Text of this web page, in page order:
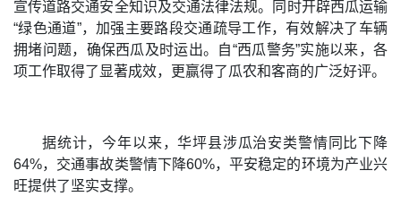
宣传道路交通安全知识及交通法律法规。同时开辟西瓜运输
“绿色通道”，加强主要路段交通疏导工作，有效解决了车辆
拥堵问题，确保西瓜及时运出。自“西瓜警务”实施以来，各
项工作取得了显著成效，更赢得了瓜农和客商的广泛好评。
据统计，今年以来，华坪县涉瓜治安类警情同比下降
64%，交通事故类警情下降60%，平安稳定的环境为产业兴
旺提供了坚实支撑。